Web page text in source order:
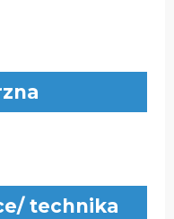
technika